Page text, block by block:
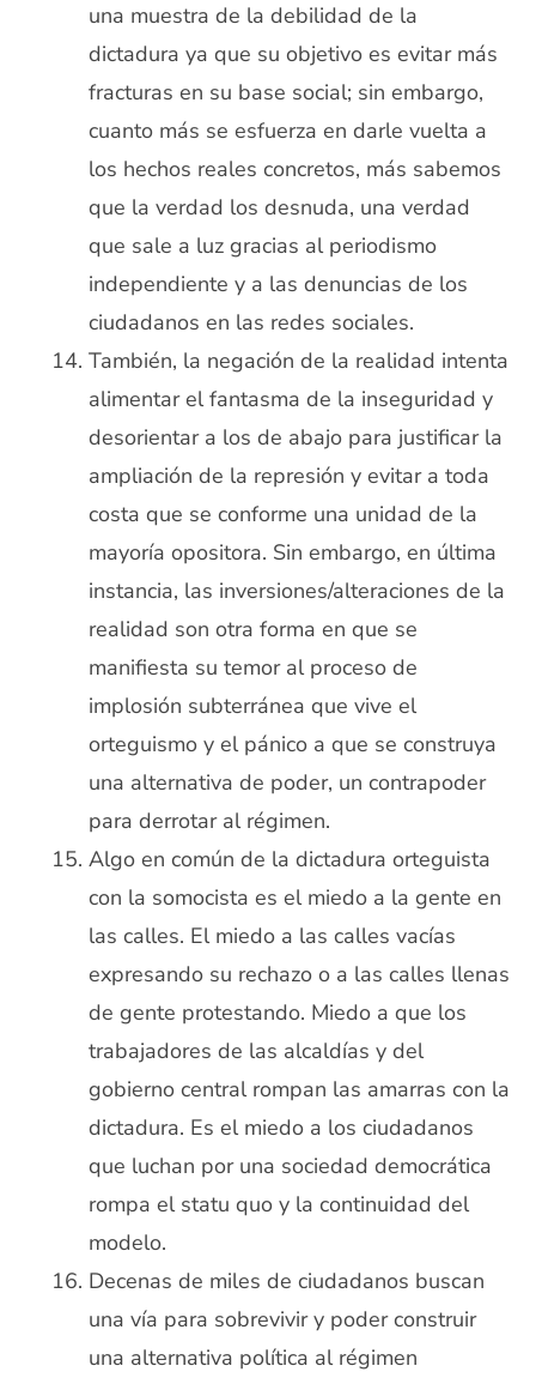
una muestra de la debilidad de la
dictadura ya que su objetivo es evitar más
fracturas en su base social; sin embargo,
cuanto más se esfuerza en darle vuelta a
los hechos reales concretos, más sabemos
que la verdad los desnuda, una verdad
que sale a luz gracias al periodismo
independiente y a las denuncias de los
ciudadanos en las redes sociales.
También, la negación de la realidad intenta
alimentar el fantasma de la inseguridad y
desorientar a los de abajo para justificar la
ampliación de la represión y evitar a toda
costa que se conforme una unidad de la
mayoría opositora. Sin embargo, en última
instancia, las inversiones/alteraciones de la
realidad son otra forma en que se
manifiesta su temor al proceso de
implosión subterránea que vive el
orteguismo y el pánico a que se construya
una alternativa de poder, un contrapoder
para derrotar al régimen.
Algo en común de la dictadura orteguista
con la somocista es el miedo a la gente en
las calles. El miedo a las calles vacías
expresando su rechazo o a las calles llenas
de gente protestando. Miedo a que los
trabajadores de las alcaldías y del
gobierno central rompan las amarras con la
dictadura. Es el miedo a los ciudadanos
que luchan por una sociedad democrática
rompa el statu quo y la continuidad del
modelo.
Decenas de miles de ciudadanos buscan
una vía para sobrevivir y poder construir
una alternativa política al régimen